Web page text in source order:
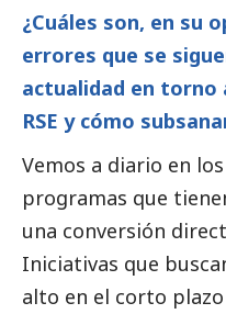
¿Cuáles son, en su
errores que se
actualidad en torno
RSE y cómo
Vemos a diario en los
programas que
una conversión
Iniciativas que
alto en el corto